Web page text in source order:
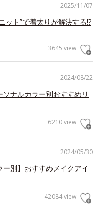
2025/11/07
ット”で着太りが解決する!?
3645 view
2024/08/22
ナルカラー別おすすめリ
6210 view
2024/05/30
ー別】おすすめメイクアイ
42084 view